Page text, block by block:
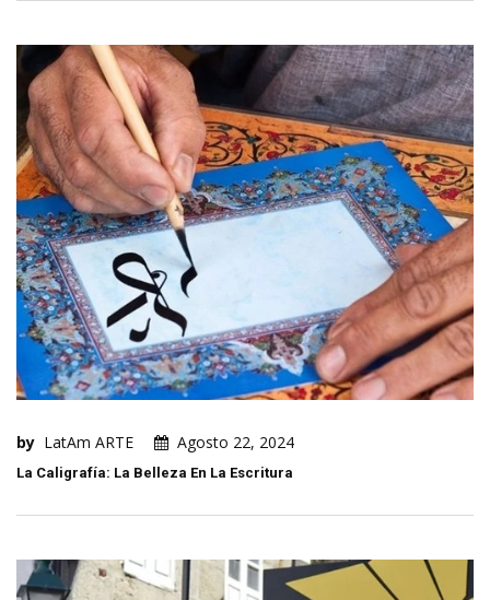
by LatAm ARTE Agosto 22, 2024
La Caligrafía: La Belleza En La Escritura